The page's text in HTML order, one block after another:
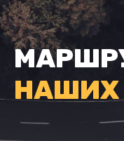
НАШИХ